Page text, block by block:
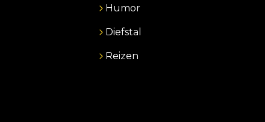
Humor
Diefstal
Reizen